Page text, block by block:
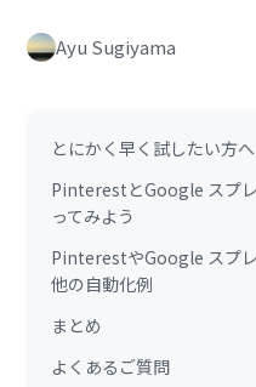
Ayu Sugiyama
とにかく早く試したい方へ
PinterestとGoogle スプ
ってみよう
PinterestやGoogle スプ
他の自動化例
まとめ
よくあるご質問